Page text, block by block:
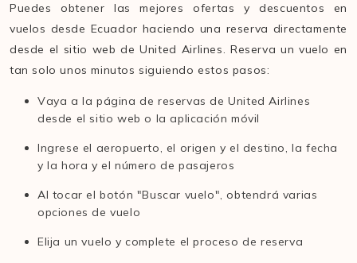
Puedes obtener las mejores ofertas y descuentos en
vuelos desde Ecuador haciendo una reserva directamente
desde el sitio web de United Airlines. Reserva un vuelo en
tan solo unos minutos siguiendo estos pasos:
Vaya a la página de reservas de United Airlines
desde el sitio web o la aplicación móvil
Ingrese el aeropuerto, el origen y el destino, la fecha
y la hora y el número de pasajeros
Al tocar el botón "Buscar vuelo", obtendrá varias
opciones de vuelo
Elija un vuelo y complete el proceso de reserva